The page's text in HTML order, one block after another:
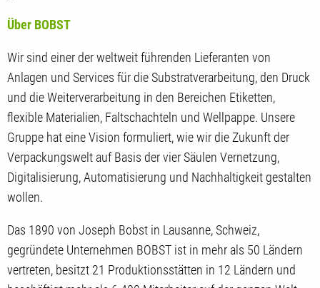
Über BOBST
Wir sind einer der weltweit führenden Lieferanten von
Anlagen und Services für die Substratverarbeitung, den Druck
und die Weiterverarbeitung in den Bereichen Etiketten,
flexible Materialien, Faltschachteln und Wellpappe. Unsere
Gruppe hat eine Vision formuliert, wie wir die Zukunft der
Verpackungswelt auf Basis der vier Säulen Vernetzung,
Digitalisierung, Automatisierung und Nachhaltigkeit gestalten
wollen.
Das 1890 von Joseph Bobst in Lausanne, Schweiz,
gegründete Unternehmen BOBST ist in mehr als 50 Ländern
vertreten, besitzt 21 Produktionsstätten in 12 Ländern und